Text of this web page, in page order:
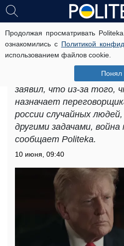
Продолжая просматривать
ознакомились с Политикой
использованием файлов cookie.
Понял
«Это Уиткофф №2»:
объяснил, почему
переговорщиком
Политтехнолог Михаил
заявил, что из-за того,
назначает
россии случайных людей,
другими задачами,
сообщает Politeka.
10 июня, 09:40